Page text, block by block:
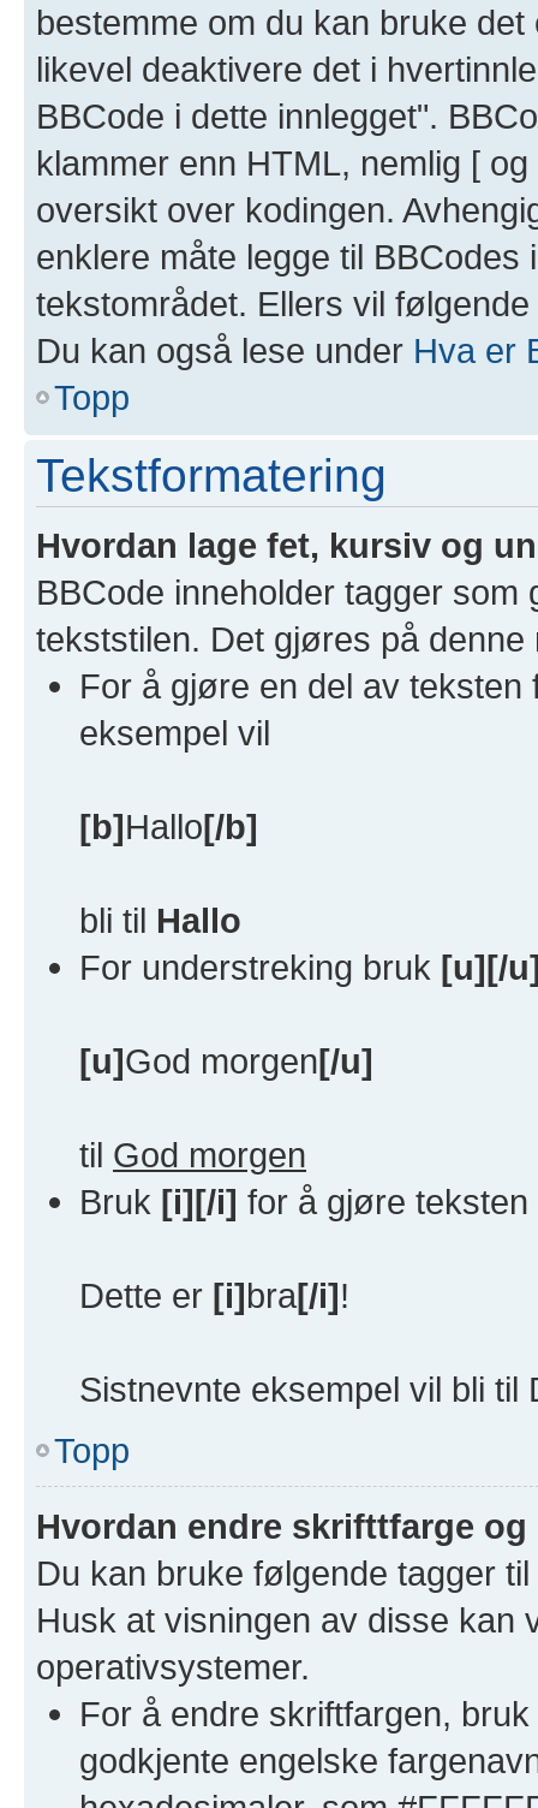
bestemme om du kan bruke
likevel deaktivere det i
BBCode i dette innlegget".
klammer enn HTML, nemlig [
oversikt over kodingen.
enklere måte legge til
tekstområdet. Ellers vil
Du kan også lese under Hva er
Topp
Tekstformatering
Hvordan lage fet, kursiv og
BBCode inneholder tagger
tekststilen. Det gjøres på denne
For å gjøre en del av
eksempel vil
[b]Hallo[/b]
bli til Hallo
For understreking bruk [u][/
[u]God morgen[/u]
til God morgen
Bruk [i][/i] for å gjøre
Dette er [i]bra[/i]!
Sistnevnte eksempel vil bli til
Topp
Hvordan endre skrifttfarge
Du kan bruke følgende tagger
Husk at visningen av disse kan
operativsystemer.
For å endre skriftfargen, bruk
godkjente engelske